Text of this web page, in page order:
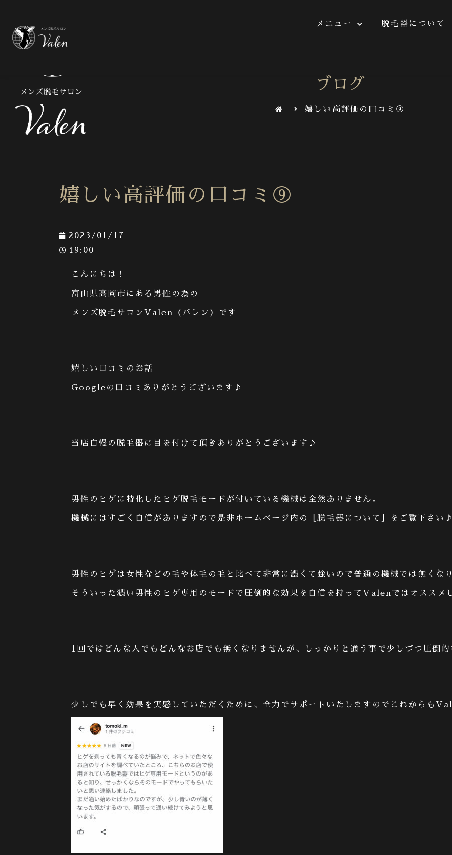
脱毛器について 施術の流れ よくあ
メニュー 脱毛器について
ブログ
嬉しい高評価の口コミ⑨
嬉しい高評価の口コミ⑨
2023/01/17
19:00
こんにちは！
富山県高岡市にある男性の為の
メンズ脱毛サロン Valen （バレン）です
嬉しい口コミのお話
Google の口コミありがとうございます♪
当店自慢の脱毛器に目を付けて頂きありがとうございます♪
男性のヒゲに特化したヒゲ脱毛モードが付いている機械は全然ありません。
機械にはすごく自信がありますので是非ホームページ内の［脱毛器について］をご覧下さい♪
男性のヒゲは女性などの毛や体毛の毛と比べて非常に濃くて強いので普通の機械では無くな
そういった濃い男性のヒゲ専用のモードで圧倒的な効果を自信を持って Valen ではオススメ
1 回ではどんな人でもどんなお店でも無くなりませんが、しっかりと通う事で少しづつ圧倒
少しでも早く効果を実感していただくために、全力でサポートいたしますのでこれからも